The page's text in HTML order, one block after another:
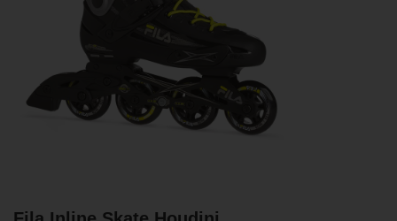
NHL Fanartikel
% Reduziert